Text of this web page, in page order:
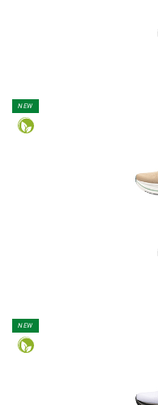
NEW
NEW